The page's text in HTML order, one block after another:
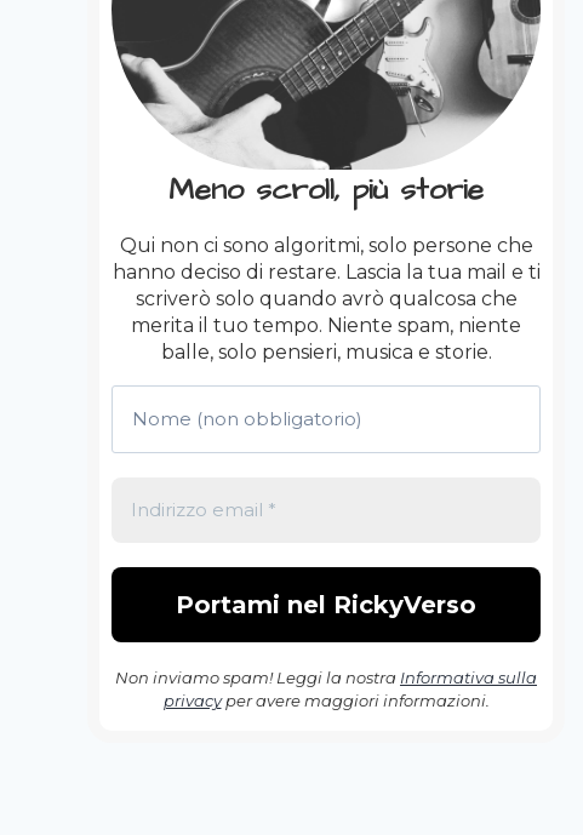
Meno scroll, più storie
Qui non ci sono algoritmi, solo persone che
hanno deciso di restare. Lascia la tua mail e ti
scriverò solo quando avrò qualcosa che
merita il tuo tempo. Niente spam, niente
balle, solo pensieri, musica e storie.
Non inviamo spam! Leggi la nostra Informativa sulla
privacyper avere maggiori informazioni.